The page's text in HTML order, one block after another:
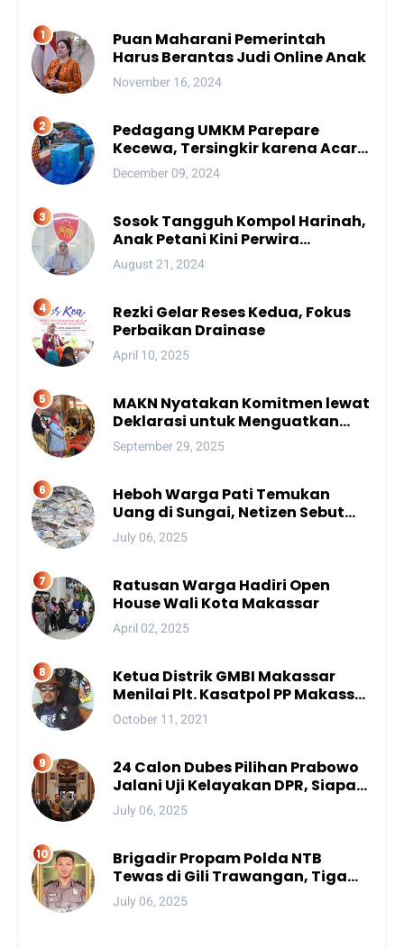
Puan Maharani Pemerintah
Harus Berantas Judi Online Anak
November 16, 2024
Pedagang UMKM Parepare
Kecewa, Tersingkir karena Acara
Besar
December 09, 2024
Sosok Tangguh Kompol Harinah,
Anak Petani Kini Perwira
Menengah Polda Sulsel
August 21, 2024
Rezki Gelar Reses Kedua, Fokus
Perbaikan Drainase
April 10, 2025
MAKN Nyatakan Komitmen lewat
Deklarasi untuk Menguatkan
Peran Adat Nusantara menuju
Kemajuan Bangsa
September 29, 2025
Heboh Warga Pati Temukan
Uang di Sungai, Netizen Sebut
Fenomena Aneh
July 06, 2025
Ratusan Warga Hadiri Open
House Wali Kota Makassar
April 02, 2025
Ketua Distrik GMBI Makassar
Menilai Plt. Kasatpol PP Makassar
Melanggar Kode Etik ASN
October 11, 2021
24 Calon Dubes Pilihan Prabowo
Jalani Uji Kelayakan DPR, Siapa
Saja Mereka?
July 06, 2025
Brigadir Propam Polda NTB
Tewas di Gili Trawangan, Tiga
Tersangka Termasuk Atasan
Sendiri
July 06, 2025